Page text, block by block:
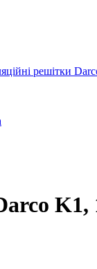
решітки